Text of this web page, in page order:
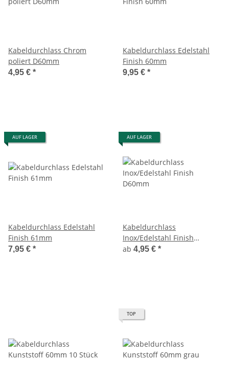
Kabeldurchlass Chrom
poliert D60mm
4,95 € *
Kabeldurchlass Edelstahl
Finish 60mm
9,95 € *
AUF LAGER
Kabeldurchlass Edelstahl
Finish 61mm
7,95 € *
AUF LAGER
Kabeldurchlass
Inox/Edelstahl Finish
D60mm
ab 4,95 € *
TOP